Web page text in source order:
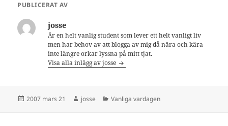
PUBLICERAT AV
josse
Är en helt vanlig student som lever ett helt vanligt liv
men har behov av att blogga av mig då nära och kära
inte längre orkar lyssna på mitt tjat.
Visa alla inlägg av josse
Postat
2007 mars 21 Författare
josse Kategorier
Vanliga vardagen